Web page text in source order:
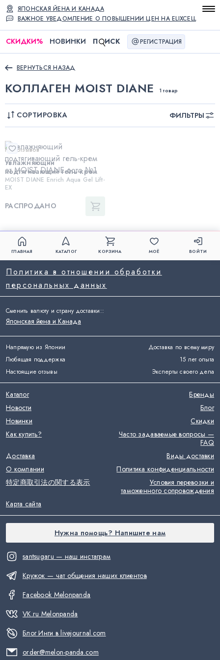
ВАЖНОЕ УВЕДОМЛЕНИЕ О ПОВЫШЕНИИ ЦЕН НА ELIXCELL
ЯПОНСКАЯ ЙЕНА И КАНАДА
СКИДКИ% НОВИНКИ П ИСК РЕГИСТРАЦИЯ
ВЕРНУТЬСЯ НАЗАД
КОЛЛАГЕН MOIST DIANE 1 товар
СОРТИРОВКА ФИЛЬТРЫ
Нет отзывов
Увлажняющий
подтягивающий гель-крем
MOIST DIANE Enrich Aqua Gel Lift-
EX
РАСПРОДАНО
ГЛАВНАЯ КАТАЛОГ КОРЗИНА МОЁ ВОЙТИ
Напрямую из Японии
Доставка по всему миру
Любящая поддержка
15 лет опыта
Настоящие отзывы
Эксперты своего дела
santsugaru — наш инстаграм
Кружок — чат общения наших клиентов
Facebook Melonpanda
VK.ru Melonpanda
Блог Инги в livejournal.com
order@melon-panda.com
Политика в отношении обработки
персональных данных
Каталог
Бренды
Новости
Блог
Новинки
Скидки
Как купить?
Часто задаваемые вопросы —
FAQ
Доставка
Виды доставки
О компании
Политика конфиденциальности
特定商取引法の関する表示
Условия перевозки и
таможенного сопровождения
Карта сайта
Сменить валюту и страну доставки::
Японская йена и Канада
Нужна помощь? Напишите нам